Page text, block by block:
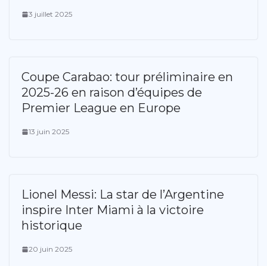
3 juillet 2025
Coupe Carabao: tour préliminaire en
2025-26 en raison d’équipes de
Premier League en Europe
13 juin 2025
Lionel Messi: La star de l’Argentine
inspire Inter Miami à la victoire
historique
20 juin 2025